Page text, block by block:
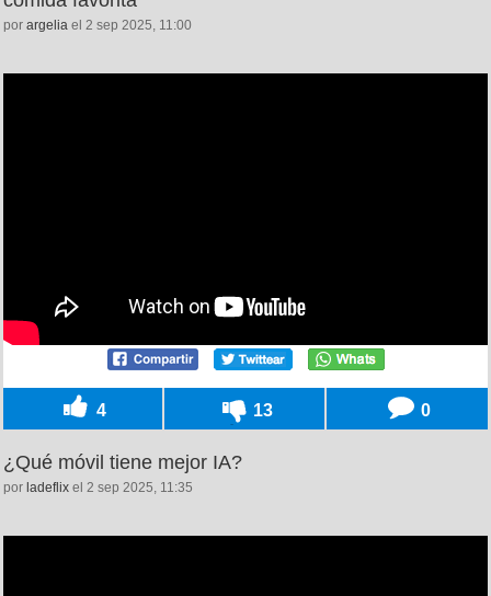
por argelia el 2 sep 2025, 11:00
4 13 0
¿Qué móvil tiene mejor IA?
por ladeflix el 2 sep 2025, 11:35